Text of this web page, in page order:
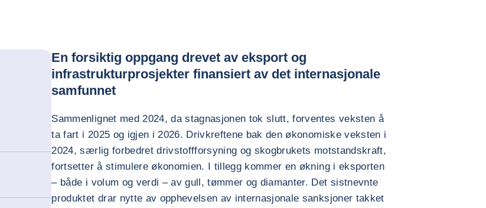
En forsiktig oppgang drevet av eksport og
infrastrukturprosjekter finansiert av det internasjonale
samfunnet
Sammenlignet med 2024, da stagnasjonen tok slutt, forventes veksten å
ta fart i 2025 og igjen i 2026. Drivkreftene bak den økonomiske veksten i
2024, særlig forbedret drivstoffforsyning og skogbrukets motstandskraft,
fortsetter å stimulere økonomien. I tillegg kommer en økning i eksporten
– både i volum og verdi – av gull, tømmer og diamanter. Det sistnevnte
produktet drar nytte av opphevelsen av internasjonale sanksjoner takket